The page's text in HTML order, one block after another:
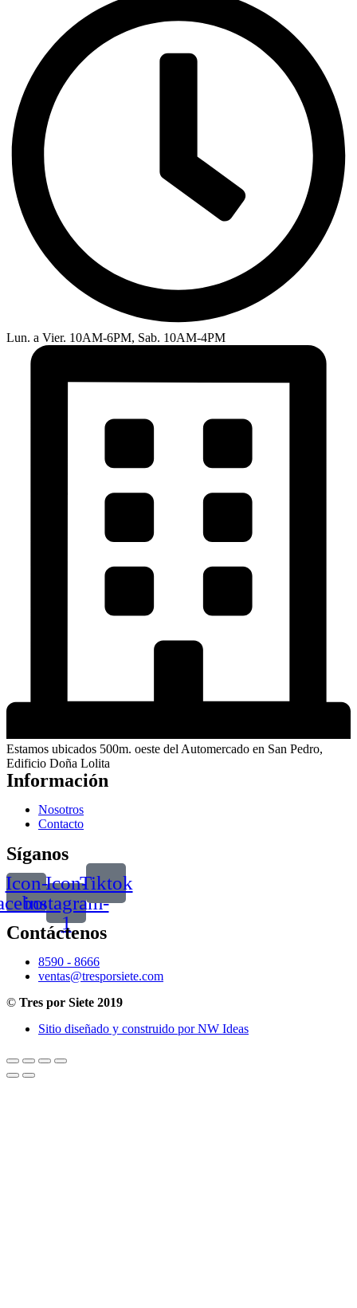
Lun. a Vier. 10AM-6PM, Sab. 10AM-4PM
Estamos ubicados 500m. oeste del Automercado en San Pedro,
Edificio Doña Lolita
Información
Nosotros
Contacto
Síganos
Icon-Icon-
instagram-
1
Tiktok
Contáctenos
8590 - 8666
ventas@tresporsiete.com
© Tres por Siete 2019
Sitio diseñado y construido por NW Ideas